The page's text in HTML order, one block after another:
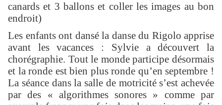
canards et 3 ballons et coller les images au bon
endroit)
Les enfants ont dansé la danse du Rigolo apprise
avant les vacances : Sylvie a découvert la
chorégraphie. Tout le monde participe désormais
et la ronde est bien plus ronde qu’en septembre !
La séance dans la salle de motricité s’est achevée
par des « algorithmes sonores » comme par